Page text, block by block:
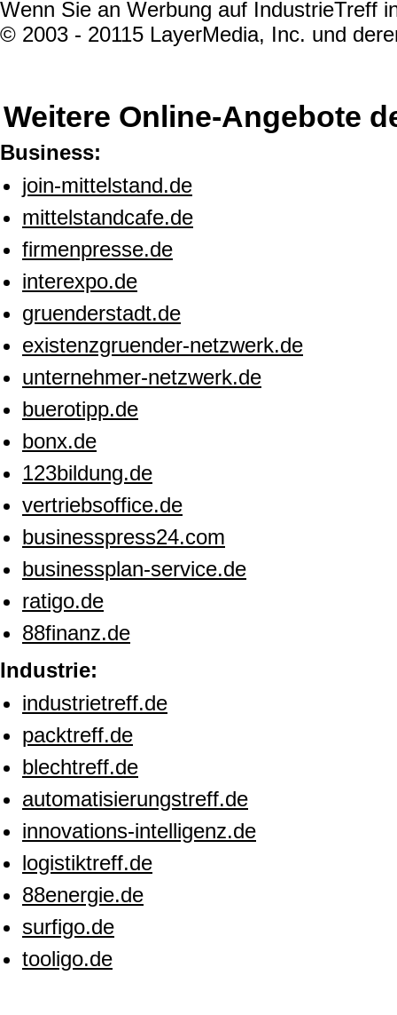
Wenn Sie an Werbung auf IndustrieTreff
© 2003 - 20115 LayerMedia, Inc. und
Weitere Online-Angebote
Business:
join-mittelstand.de
mittelstandcafe.de
firmenpresse.de
interexpo.de
gruenderstadt.de
existenzgruender-netzwerk.de
unternehmer-netzwerk.de
buerotipp.de
bonx.de
123bildung.de
vertriebsoffice.de
businesspress24.com
businessplan-service.de
ratigo.de
88finanz.de
Industrie:
industrietreff.de
packtreff.de
blechtreff.de
automatisierungstreff.de
innovations-intelligenz.de
logistiktreff.de
88energie.de
surfigo.de
tooligo.de